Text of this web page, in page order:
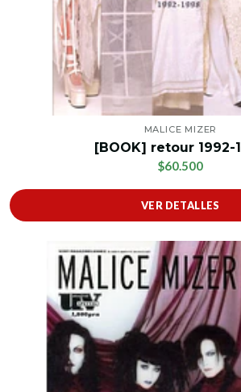
MALICE MIZER
[BOOK] retour 1992-
$60.500
VER DETALLES